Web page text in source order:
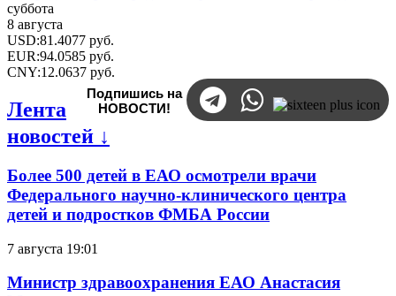
суббота
8 августа
USD:81.4077 руб.
EUR:94.0585 руб.
CNY:12.0637 руб.
Подпишись на
НОВОСТИ!
Лента
новостей ↓
Более 500 детей в ЕАО осмотрели врачи
Федерального научно-клинического центра
детей и подростков ФМБА России
7 августа 19:01
Министр здравоохранения ЕАО Анастасия